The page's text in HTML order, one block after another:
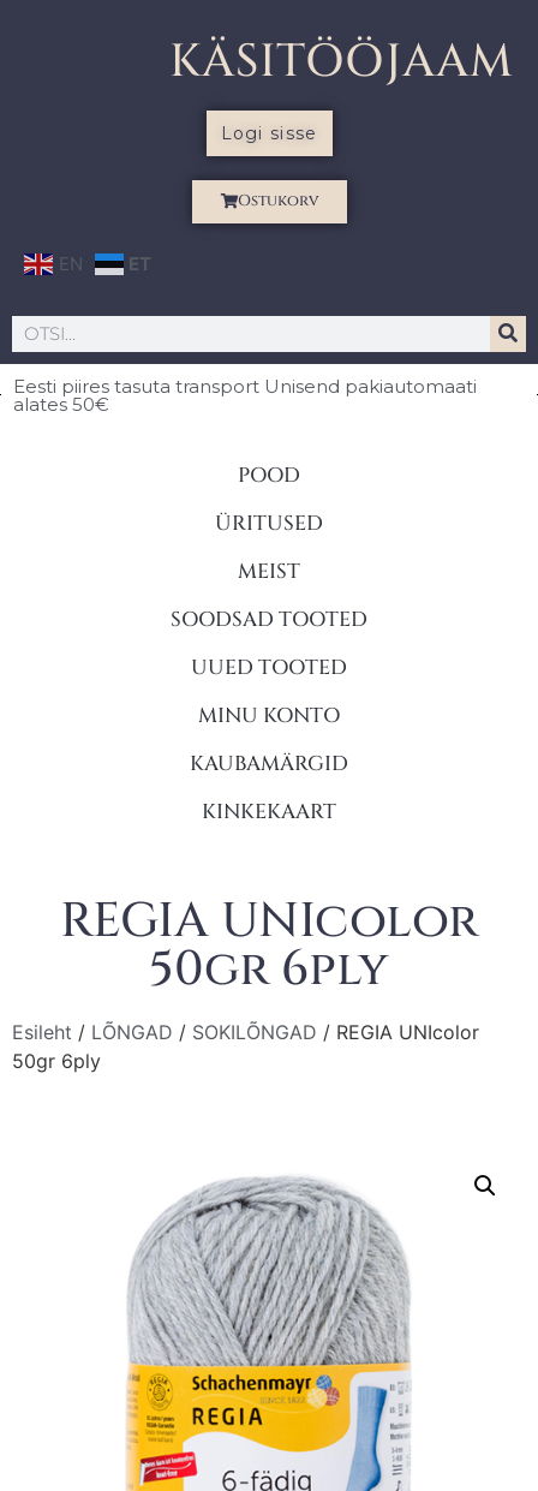
KÄSITÖÖJAAM
Logi sisse
Ostukorv
EN ET
Eesti piires tasuta transport Unisend pakiautomaati
alates 50€
POOD
ÜRITUSED
MEIST
SOODSAD TOOTED
UUED TOOTED
MINU KONTO
KAUBAMÄRGID
KINKEKAART
REGIA UNIcolor
50gr 6ply
Esileht / LÕNGAD / SOKILÕNGAD / REGIA UNIcolor
50gr 6ply